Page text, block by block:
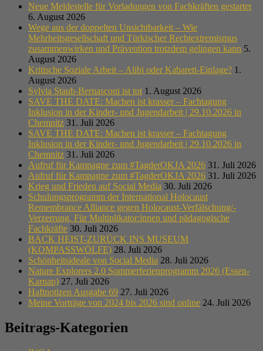
Neue Meldestelle für Vorladungen von Fachkräften gestartet
6. August 2026
Wege aus der doppelten Unsichtbarkeit – Wie
Mehrheitsgesellschaft und Türkischer Rechtextremismus
zusammenwirken und Prävention trotzdem gelingen kann 5.
August 2026
Kritische Soziale Arbeit – Alibi oder Kabarett-Einlage? 1.
August 2026
Sylvia Staub-Bernasconi ist tot 1. August 2026
SAVE THE DATE: Machen ist krasser – Fachtagung
Inklusion in der Kinder- und Jugendarbeit | 29.10.2026 in
Chemnitz 31. Juli 2026
SAVE THE DATE: Machen ist krasser – Fachtagung
Inklusion in der Kinder- und Jugendarbeit | 29.10.2026 in
Chemnitz 31. Juli 2026
Aufruf für Kampagne zum #TagderOKJA 2026 31. Juli 2026
Aufruf für Kampagne zum #TagderOKJA 2026 31. Juli 2026
Krieg und Frieden auf Social Media 30. Juli 2026
Schulungsprogramm der International Holocaust
Remembrance Alliance gegen Holocaust-Verfälschung/-
Verzerrung. Für Multiplikator:innen und pädagogische
Fachkräfte 30. Juli 2026
BACK HEIST-ZURÜCK INS MUSEUM
(KOMPASSWÖLFE) 28. Juli 2026
Schönheitsideale von Social Media 28. Juli 2026
Nature Explorers 2.0 Sommerferienprogramm 2026 (Essen-
Karnap) 27. Juli 2026
Haftnotizen Ausgabe 69 27. Juli 2026
Meine Vorträge von 2024 bis 2026 sind online 24. Juli 2026
Beitrags-Kategorien